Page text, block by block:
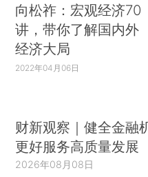
向松祚：宏观经济70
讲，带你了解国内外
经济大局
2022年04月06日
财新观察｜健全金融
更好服务高质量发展
2026年08月08日